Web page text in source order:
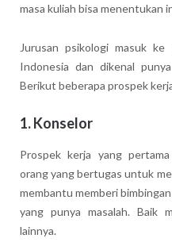
masa kuliah bisa menentukan
Jurusan psikologi masuk
Indonesia dan dikenal
Berikut beberapa prospek
1. Konselor
Prospek kerja yang
orang yang bertugas untuk
membantu memberi
yang punya masalah. Baik
lainnya.